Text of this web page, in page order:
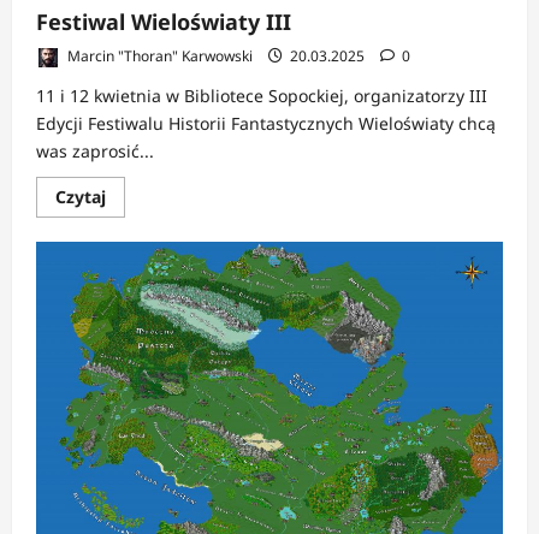
Festiwal Wieloświaty III
Marcin "Thoran" Karwowski 20.03.2025 0
11 i 12 kwietnia w Bibliotece Sopockiej, organizatorzy III
Edycji Festiwalu Historii Fantastycznych Wieloświaty chcą
was zaprosić...
CzytajDowiedz
się
o
Festiwal
Wieloświaty
III